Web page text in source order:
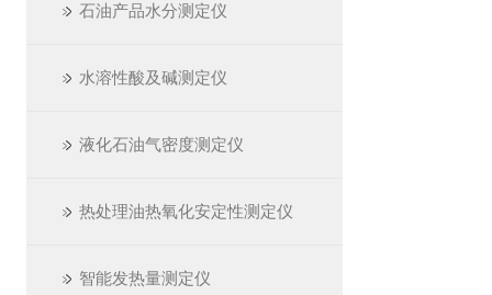
石油产品水分测定仪
水溶性酸及碱测定仪
液化石油气密度测定仪
热处理油热氧化安定性测定仪
智能发热量测定仪